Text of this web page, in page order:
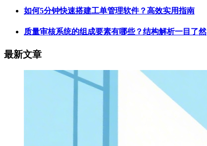
如何5分钟快速搭建工单管理软件？高效实用指南
质量审核系统的组成要素有哪些？结构解析一目了然
最新文章